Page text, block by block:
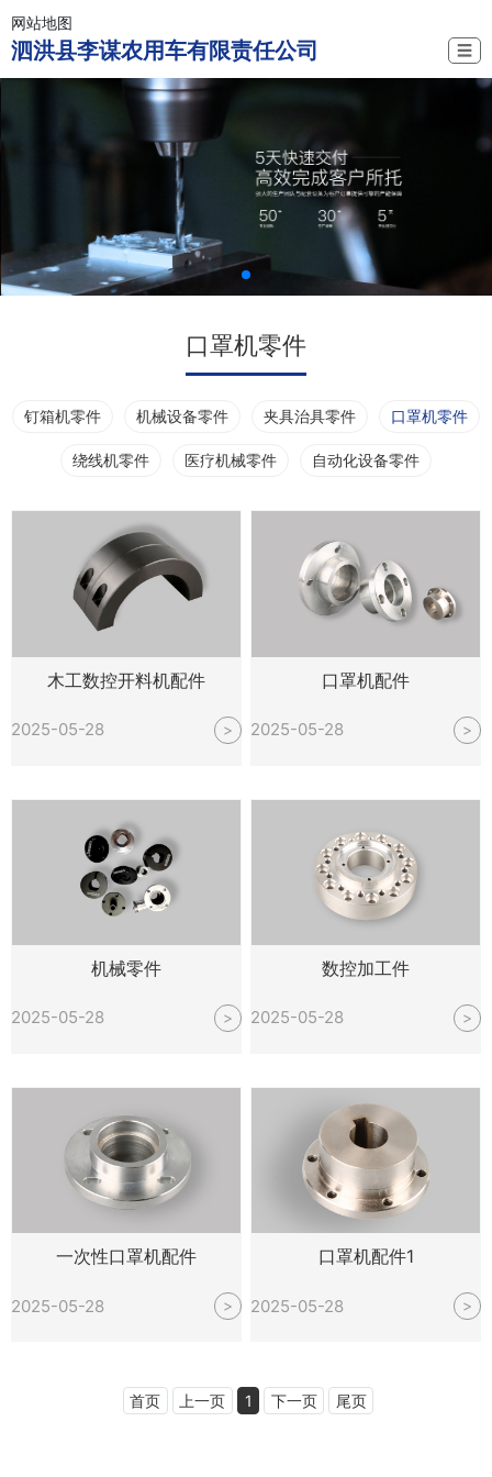
网站地图
泗洪县李谋农用车有限责任公司 ☰
口罩机零件
钉箱机零件 机械设备零件 夹具治具零件 口罩机零件
绕线机零件 医疗机械零件 自动化设备零件
木工数控开料机配件
2025-05-28 >
口罩机配件
2025-05-28 >
机械零件
2025-05-28 >
数控加工件
2025-05-28 >
一次性口罩机配件
2025-05-28 >
口罩机配件1
2025-05-28 >
首页 上一页 1 下一页 尾页